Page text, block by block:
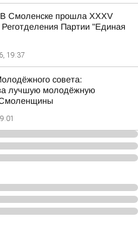
Смоленске прошла XXXV
Партии "Единая
19:37
совета:
лучшую молодёжную